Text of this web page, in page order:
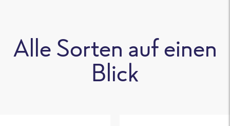
Alle Sorten auf einen
Blick